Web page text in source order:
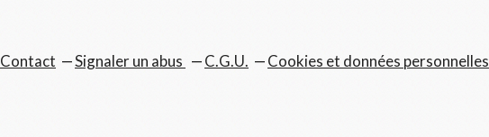
Contact Signaler un abus C.G.U. Cookies et données personnelles